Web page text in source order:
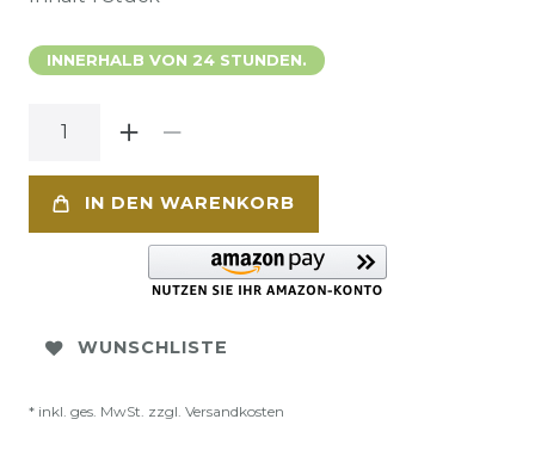
INNERHALB VON 24 STUNDEN.
IN DEN WARENKORB
WUNSCHLISTE
* inkl. ges. MwSt. zzgl. Versandkosten